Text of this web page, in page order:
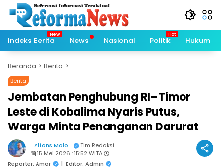
Langsung
konten
Indeks Berita
News Nasional Politik Hukum
Beranda Berita
Berita
Jembatan Penghubung RI–Timor
Leste di Kobalima Nyaris Putus,
Warga Minta Penanganan Darurat
Alfons Molo
Tim Redaksi
15 Mei 2026 : 15:52 WITA
Reporter: Amor
| Editor: Admin